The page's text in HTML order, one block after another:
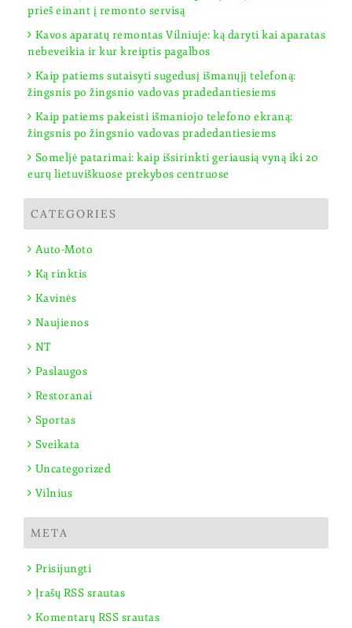
prieš einant į remonto servisą
Kavos aparatų remontas Vilniuje: ką daryti kai aparatas
nebeveikia ir kur kreiptis pagalbos
Kaip patiems sutaisyti sugedusį išmanųjį telefoną:
žingsnis po žingsnio vadovas pradedantiesiems
Kaip patiems pakeisti išmaniojo telefono ekraną:
žingsnis po žingsnio vadovas pradedantiesiems
Someljė patarimai: kaip išsirinkti geriausią vyną iki 20
eurų lietuviškuose prekybos centruose
CATEGORIES
Auto-Moto
Ką rinktis
Kavinės
Naujienos
NT
Paslaugos
Restoranai
Sportas
Sveikata
Uncategorized
Vilnius
META
Prisijungti
Įrašų RSS srautas
Komentarų RSS srautas